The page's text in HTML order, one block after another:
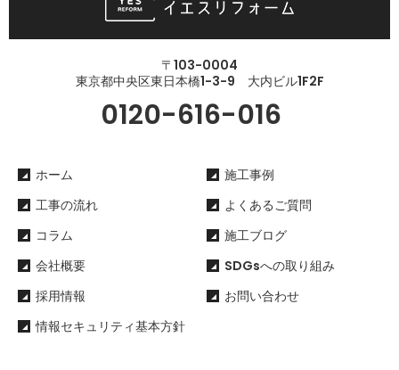
〒103-0004
東京都中央区東日本橋1-3-9 大内ビル1F2F
0120-616-016
ホーム
施工事例
工事の流れ
よくあるご質問
コラム
施工ブログ
会社概要
SDGsへの取り組み
採用情報
お問い合わせ
情報セキュリティ基本方針